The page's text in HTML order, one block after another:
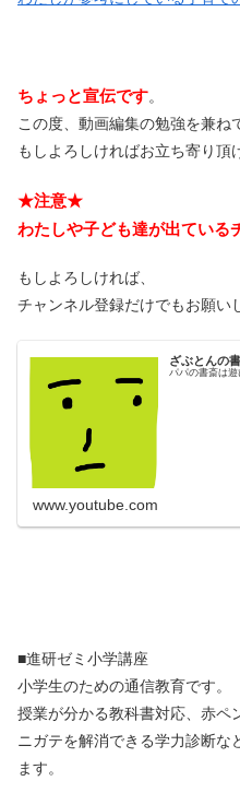
ちょっと宣伝です。
この度、動画編集の勉強を兼ね
もしよろしければお立ち寄り頂
★注意★
わたしや子ども達が出ている
もしよろしければ、
チャンネル登録だけでもお願い
ざぶとんの
パパの書斎は遊
www.youtube.com
■進研ゼミ小学講座
小学生のための通信教育です。
授業が分かる教科書対応、赤ペ
ニガテを解消できる学力診断な
ます。